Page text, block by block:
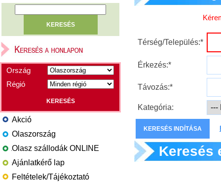
Térség/Település:*
Érkezés:*
Távozás:*
Kategória:
Keresés
Ország
Régió
Akció
Olaszország
Olasz szállodák ONLINE
Ajánlatkérő lap
Feltételek/Tájékoztató